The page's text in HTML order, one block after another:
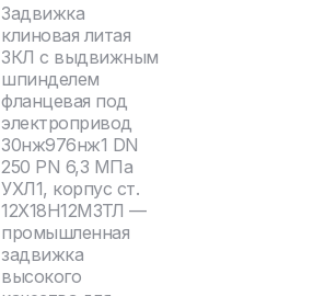
Задвижка
клиновая литая
ЗКЛ с выдвижным
шпинделем
фланцевая под
электропривод
30нж976нж1 DN
250 PN 6,3 МПа
УХЛ1, корпус ст.
12Х18Н12М3ТЛ —
промышленная
задвижка
высокого